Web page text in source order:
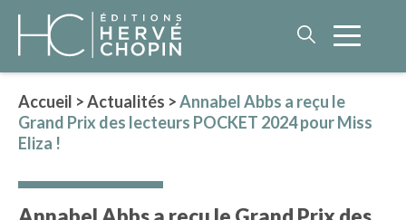
NOS AUTEURS
ROMAN HISTORIQUE
Accueil >Actualités >Annabel Abbs a reçu le
Grand Prix des lecteurs POCKET 2024 pour Miss
Eliza !